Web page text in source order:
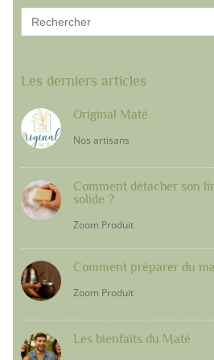
Search
for:
Les derniers articles
Original Maté
Nos artisans
Comment détacher son
solide ?
Zoom Produit
Comment préparer du
Zoom Produit
Les bienfaits du Maté